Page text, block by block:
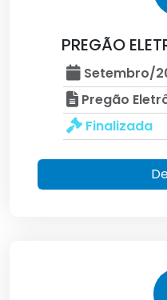
PREGÃO
Setembro/
Pregão
Finalizada